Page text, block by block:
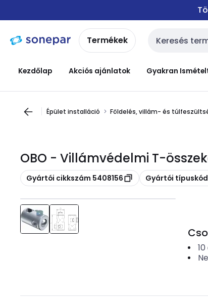
navigációhoztartalomra
Termékek Keresési
Kezdőlap Akciós ajánlatok Gyakran
Épület installáció Földelés, villám- és
OBO - Villámvédelmi T-
Másolás
Gyártói cikkszám 5408156 Másolás
Gyártói típuskód
10